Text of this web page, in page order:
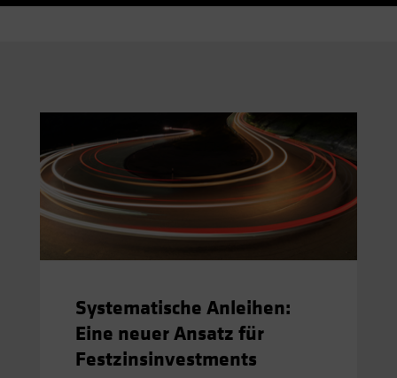
Systematische Anleihen:
Eine neuer Ansatz für
Festzinsinvestments